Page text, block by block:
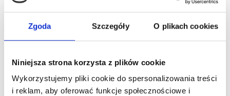
Zgoda Szczegóły O plikach cookies
Niniejsza strona korzysta z plików cookie
Wykorzystujemy pliki cookie do spersonalizowania treści
i reklam, aby oferować funkcje społecznościowe i
RELATED PRODUCTS